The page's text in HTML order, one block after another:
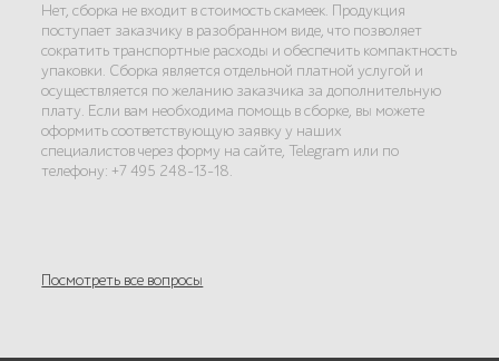
Нет, сборка не входит в стоимость скамеек. Продукция
поступает заказчику в разобранном виде, что позволяет
сократить транспортные расходы и обеспечить компактность
упаковки. Сборка является отдельной платной услугой и
осуществляется по желанию заказчика за дополнительную
плату. Если вам необходима помощь в сборке, вы можете
оформить соответствующую заявку у наших
специалистов через форму на сайте, Telegram или по
телефону: +7 495 248-13-18.
Посмотреть все вопросы